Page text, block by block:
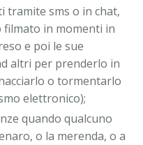
tramite sms o in chat,
in momenti in
e poi le sue
altri per prenderlo in
o tormentarlo
elettronico);
quando qualcuno
o la merenda, o a